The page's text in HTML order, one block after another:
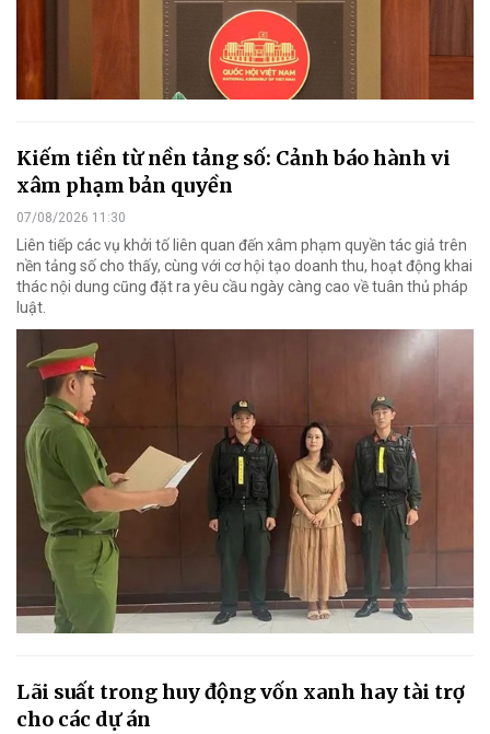
Kiếm tiền từ nền tảng số: Cảnh báo hành vi
xâm phạm bản quyền
07/08/2026 11:30
Liên tiếp các vụ khởi tố liên quan đến xâm phạm quyền tác giả trên
nền tảng số cho thấy, cùng với cơ hội tạo doanh thu, hoạt động khai
thác nội dung cũng đặt ra yêu cầu ngày càng cao về tuân thủ pháp
luật.
Lãi suất trong huy động vốn xanh hay tài trợ
cho các dự án